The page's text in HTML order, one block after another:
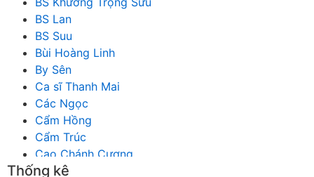
BS Lan
BS Suu
Bùi Hoàng Linh
By Sên
Ca sĩ Thanh Mai
Các Ngọc
Cẩm Hồng
Cẩm Trúc
Cao Chánh Cương
Cao Nhật Quyên
Thống kê